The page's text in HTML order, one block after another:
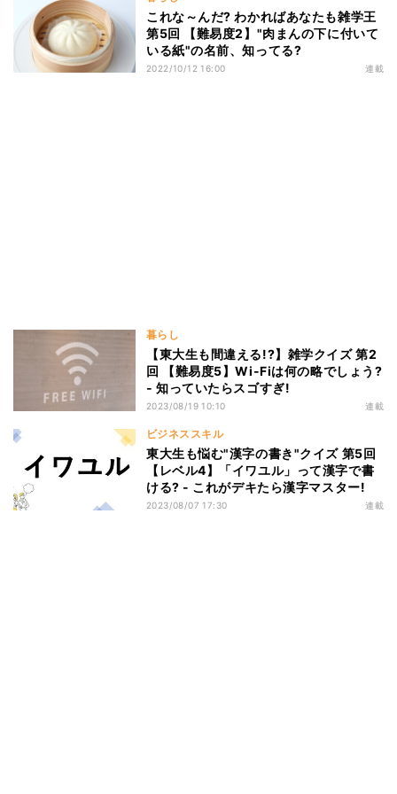
これな～んだ? わかればあなたも雑学王
第5回 【難易度2】"肉まんの下に付いて
いる紙"の名前、知ってる?
2022/10/12 16:00 連載
暮らし
【東大生も間違える!?】雑学クイズ 第2
回 【難易度5】Wi-Fiは何の略でしょう?
- 知っていたらスゴすぎ!
2023/08/19 10:10 連載
ビジネススキル
東大生も悩む"漢字の書き"クイズ 第5回
【レベル4】「イワユル」って漢字で書
ける? - これがデキたら漢字マスター!
2023/08/07 17:30 連載